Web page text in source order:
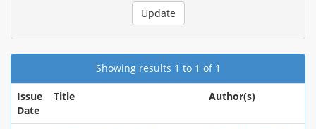
Showing results 1 to 1 of 1
Issue
Date
Title Author(s)